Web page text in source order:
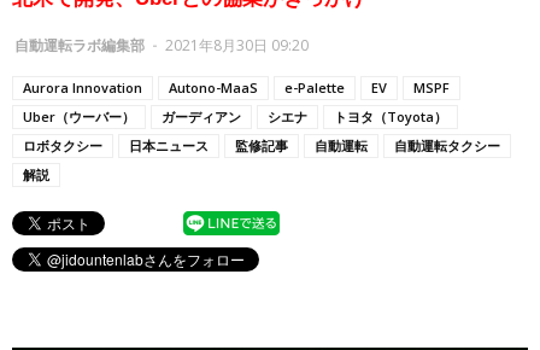
自動運転ラボ編集部 - 2021年8月30日 09:20
Aurora Innovation Autono-MaaS e-Palette EV
MSPF
Uber（ウーバー）
ガーディアン シエナ
トヨタ（Toyota）
ロボタクシー
日本ニュース 監修記事 自動運転
自動運転タクシー
解説